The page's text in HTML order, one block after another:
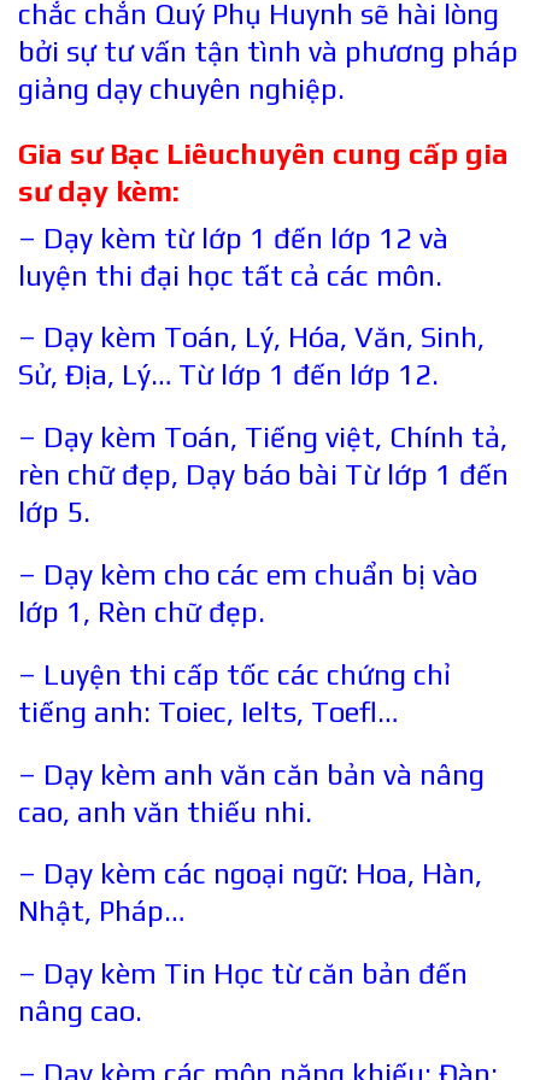
chắc chắn Quý Phụ Huynh sẽ hài lòng
bởi sự tư vấn tận tình và phương pháp
giảng dạy chuyên nghiệp.
Gia sư Bạc Liêuchuyên cung cấp gia
sư dạy kèm:
– Dạy kèm từ lớp 1 đến lớp 12 và
luyện thi đại học tất cả các môn.
– Dạy kèm Toán, Lý, Hóa, Văn, Sinh,
Sử, Địa, Lý… Từ lớp 1 đến lớp 12.
– Dạy kèm Toán, Tiếng việt, Chính tả,
rèn chữ đẹp, Dạy báo bài Từ lớp 1 đến
lớp 5.
– Dạy kèm cho các em chuẩn bị vào
lớp 1, Rèn chữ đẹp.
– Luyện thi cấp tốc các chứng chỉ
tiếng anh: Toiec, Ielts, Toefl…
– Dạy kèm anh văn căn bản và nâng
cao, anh văn thiếu nhi.
– Dạy kèm các ngoại ngữ: Hoa, Hàn,
Nhật, Pháp…
– Dạy kèm Tin Học từ căn bản đến
nâng cao.
– Dạy kèm các môn năng khiếu: Đàn: